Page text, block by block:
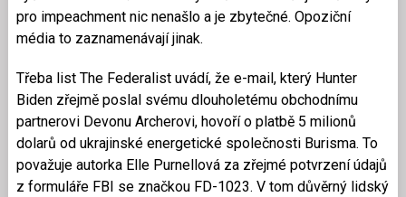
pro impeachment nic nenašlo a je zbytečné. Opoziční
média to zaznamenávají jinak.
Třeba list The Federalist uvádí, že e-mail, který Hunter
Biden zřejmě poslal svému dlouholetému obchodnímu
partnerovi Devonu Archerovi, hovoří o platbě 5 milionů
dolarů od ukrajinské energetické společnosti Burisma. To
považuje autorka Elle Purnellová za zřejmé potvrzení údajů
z formuláře FBI se značkou FD-1023. V tom důvěrný lidský